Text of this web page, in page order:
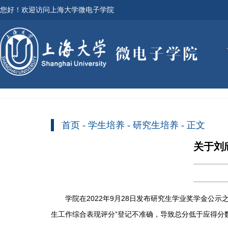
您好！欢迎访问上海大学微电子学院
首页 - 学生培养 - 研究生培养 - 正文
关于刘
学院在2022年9月 28日发布研究生学业奖学金公示
生工作综合表现评分”登记不准确，导致总分低于应得